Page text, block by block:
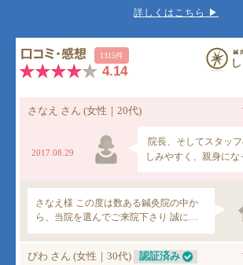
詳しくはこちら ▶︎